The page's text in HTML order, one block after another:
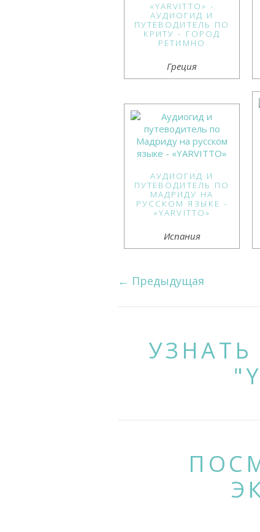
«YARVITTO» -
АУДИОГИД И
ПУТЕВОДИТЕЛЬ ПО
КРИТУ - ГОРОД
РЕТИМНО
Греция
АУДИОГИД И
ПУТЕВОДИТЕЛЬ ПО
МАДРИДУ НА
РУССКОМ ЯЗЫКЕ -
«YARVITTO»
Испания
← Предыдущая